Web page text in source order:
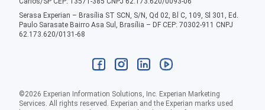
Serasa Experian – Brasília ST SCN, S/N, Qd 02, Bl C, 109, Sl 301, Ed.
Paulo Sarasate Bairro Asa Sul, Brasília – DF CEP: 70302-911 CNPJ
62.173.620/0131-68
©2026 Experian Information Solutions, Inc. Experian Marketing
Services. All rights reserved. Experian and the Experian marks used